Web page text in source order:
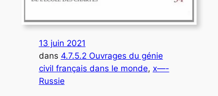
13 juin 2021
dans 4.7.5.2 Ouvrages du génie
civil français dans le monde, x—-
Russie